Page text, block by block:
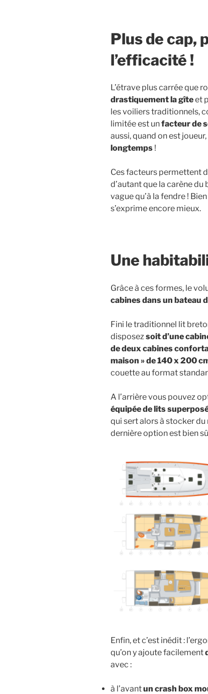
Plus de cap,
l’efficacité !
L’étrave plus carrée que
drastiquement la gîteet
les voiliers traditionnels,
limitée est unfacteur de
aussi, quand on est
longtemps !
Ces facteurs permettent
d’autant que la carène du
vague qu’à la fendre !
s’exprime encore mieux.
Une
Grâce à ces formes, le
cabines dans un bateau
Fini le traditionnel lit
disposez soit d’une
dedeux cabines
maison » de 140 x 200
couette au format
A l’arrière vous pouvez
équipée de lits
qui sert alors à stocker
dernière option est bien
Enfin, et c’est inédit :
qu’on y ajoute facilement
avec :
à l’avantun crash box